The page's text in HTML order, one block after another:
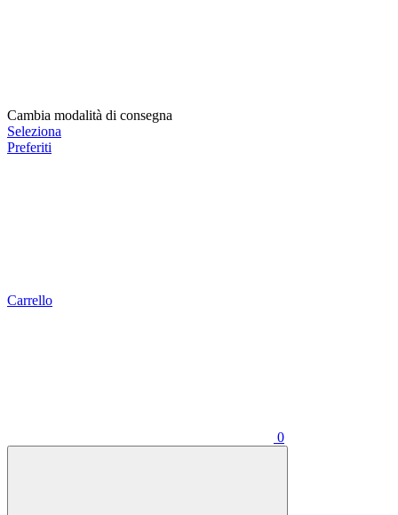
Cambia modalità di consegna
Seleziona
Preferiti
Carrello
0